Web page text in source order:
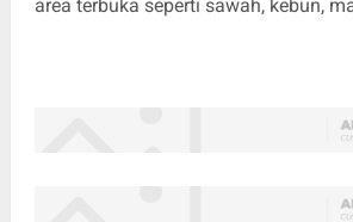
area terbuka seperti sawah, kebun,